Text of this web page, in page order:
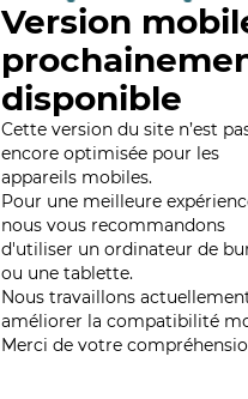
Version
disponible
Cette version du site n’est
encore optimisée pour les
appareils mobiles.
Pour une meilleure
nous vous recommandons
d'utiliser un ordinateur de
ou une tablette.
Nous travaillons
améliorer la compatibilité
Merci de votre